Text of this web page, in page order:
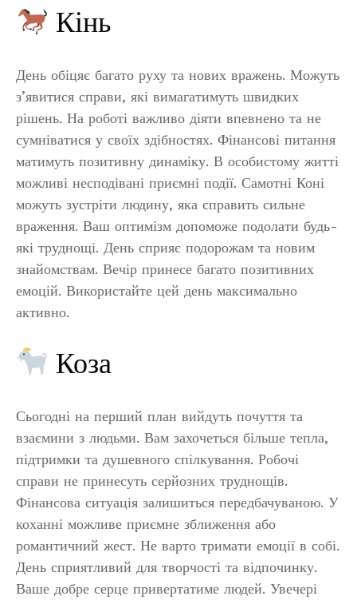
Кінь
День обіцяє багато руху та нових вражень. Можуть
з’явитися справи, які вимагатимуть швидких
рішень. На роботі важливо діяти впевнено та не
сумніватися у своїх здібностях. Фінансові питання
матимуть позитивну динаміку. В особистому житті
можливі несподівані приємні події. Самотні Коні
можуть зустріти людину, яка справить сильне
враження. Ваш оптимізм допоможе подолати будь-
які труднощі. День сприяє подорожам та новим
знайомствам. Вечір принесе багато позитивних
емоцій. Використайте цей день максимально
активно.
Коза
Сьогодні на перший план вийдуть почуття та
взаємини з людьми. Вам захочеться більше тепла,
підтримки та душевного спілкування. Робочі
справи не принесуть серйозних труднощів.
Фінансова ситуація залишиться передбачуваною. У
коханні можливе приємне зближення або
романтичний жест. Не варто тримати емоції в собі.
День сприятливий для творчості та відпочинку.
Ваше добре серце привертатиме людей. Увечері